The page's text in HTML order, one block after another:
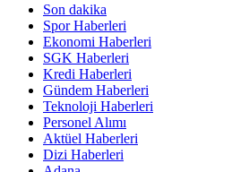
Son dakika
Spor Haberleri
Ekonomi Haberleri
SGK Haberleri
Kredi Haberleri
Gündem Haberleri
Teknoloji Haberleri
Personel Alımı
Aktüel Haberleri
Dizi Haberleri